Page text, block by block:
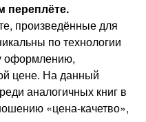
произведённые для
по технологии
оформлению,
цене. На данный
аналогичных книг в
«цена-качетво»,